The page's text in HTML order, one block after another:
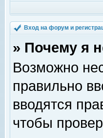
Вход на форум и
» Почему я
Возможно
правильно
вводятся
чтобы